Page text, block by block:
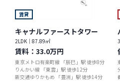
賃貸
キャナルファーストタワー
2LDK｜87.89㎡
賃料： 33.0万円
東京メトロ有楽町線 「辰巳」駅 徒歩8分
りんかい線 「東雲」駅 徒歩12分
新交通ゆりかもめ 「豊洲」駅 徒歩14分